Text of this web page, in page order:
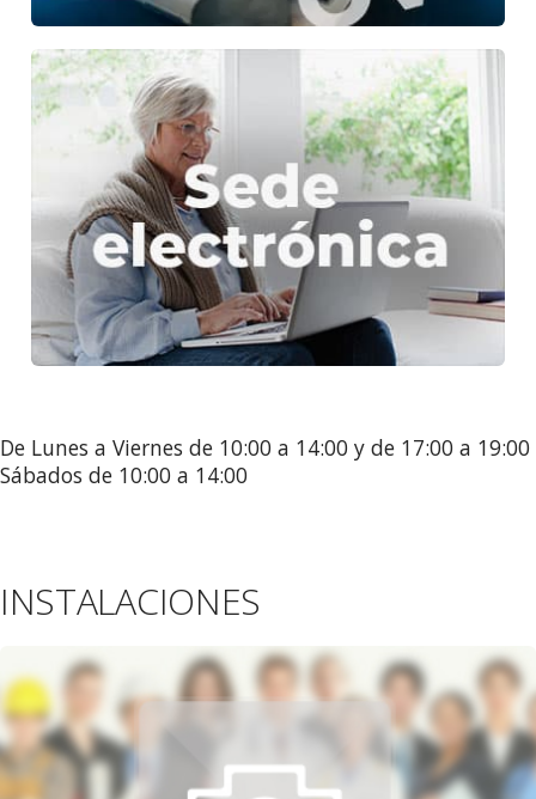
De Lunes a Viernes de 10:00 a 14:00 y de 17:00 a 19:00
Sábados de 10:00 a 14:00
INSTALACIONES